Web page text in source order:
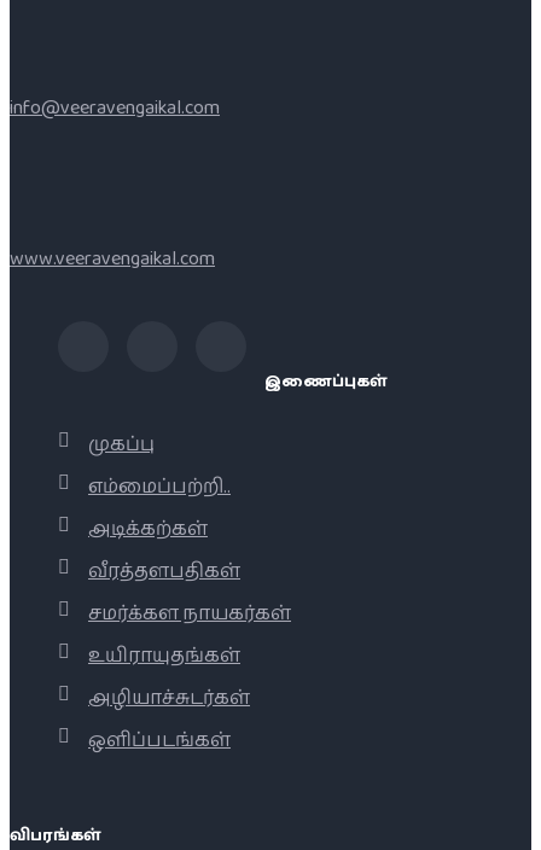
info@veeravengaikal.com
www.veeravengaikal.com
இணைப்புகள்
முகப்பு
எம்மைப்பற்றி..
அடிக்கற்கள்
வீரத்தளபதிகள்
சமர்க்கள நாயகர்கள்
உயிராயுதங்கள்
அழியாச்சுடர்கள்
ஒளிப்படங்கள்
விபரங்கள்